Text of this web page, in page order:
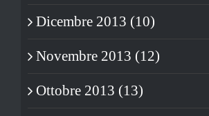
Dicembre 2013 (10)
Novembre 2013 (12)
Ottobre 2013 (13)